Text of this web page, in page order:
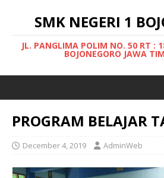
SMK NEGERI 1
JL. PANGLIMA POLIM NO. 50 RT :
BOJONEGORO JAWA
PROGRAM BELAJAR
December 4, 2019 AdminWeb